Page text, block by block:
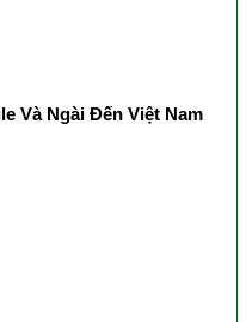
Và Ngài Đến Việt Nam